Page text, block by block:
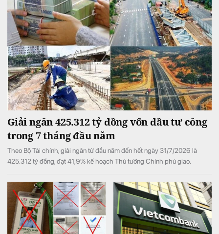
Giải ngân 425.312 tỷ đồng vốn đầu tư công
trong 7 tháng đầu năm
Theo Bộ Tài chính, giải ngân từ đầu năm đến hết ngày 31/7/2026 là
425.312 tỷ đồng, đạt 41,9% kế hoạch Thủ tướng Chính phủ giao.